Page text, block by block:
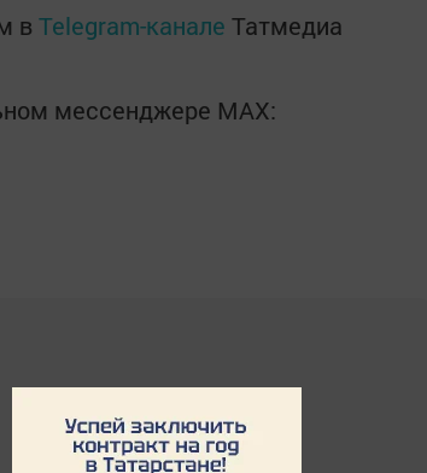
в Telegram-канале Татмедиа
мессенджере MАХ: